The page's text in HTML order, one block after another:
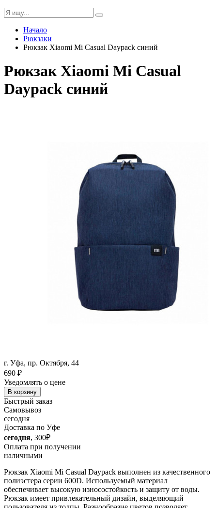
Начало
Рюкзаки
Рюкзак Xiaomi Mi Casual Daypack синий
Рюкзак Xiaomi Mi Casual
Daypack синий
г. Уфа, пр. Октября, 44
690 ₽
Уведомлять о цене
В корзину
Быстрый заказ
Самовывоз
сегодня
Доставка по Уфе
сегодня, 300₽
Оплата при получении
наличными
Рюкзак Xiaomi Mi Casual Daypack выполнен из качественного
полиэстера серии 600D. Используемый материал
обеспечивает высокую износостойкость и защиту от воды.
Рюкзак имеет привлекательный дизайн, выделяющий